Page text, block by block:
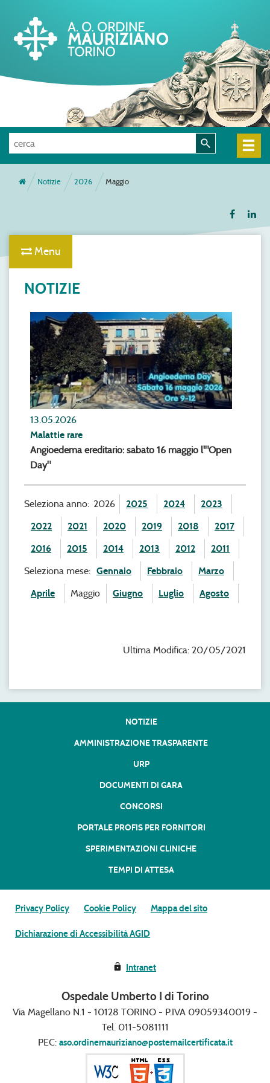
Notizie 2026 Maggio
Menu
NOTIZIE
13.05.2026
Malattie rare
Angioedema ereditario: sabato 16 maggio l'"Open
Day"
Seleziona anno: 2026 2025 2024
2023
2022
2021 2020 2019 2018
2017
2016
2015 2014 2013 2012
2011
Seleziona mese: Gennaio Febbraio
Marzo
Aprile
Maggio Giugno Luglio Agosto
Ultima Modifica: 20/05/2021
NOTIZIE
AMMINISTRAZIONE TRASPARENTE
URP
DOCUMENTI DI GARA
CONCORSI
PORTALE PROFIS PER FORNITORI
SPERIMENTAZIONI CLINICHE
TEMPI DI ATTESA
Privacy Policy Cookie Policy Mappa del sito
Dichiarazione di Accessibilità AGID
Intranet
Ospedale Umberto I di Torino
Via Magellano N.1 - 10128 TORINO - P.IVA 09059340019 -
Tel. 011-5081111
PEC: aso.ordinemauriziano@postemailcertificata.it